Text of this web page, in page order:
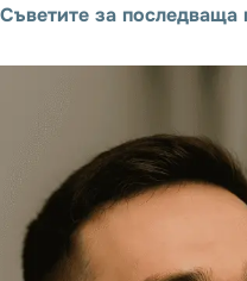
Съветите за последваща